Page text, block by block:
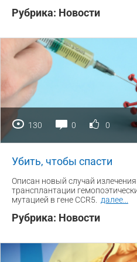
Рубрика: Новости
130 0 0
Убить, чтобы спасти
Описан новый случай
трансплантации
мутацией в гене CCR5.
далее
Рубрика: Новости